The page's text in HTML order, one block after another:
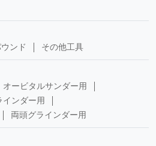
ンド その他工具
オービタルサンダー用
インダー用
両頭グラインダー用